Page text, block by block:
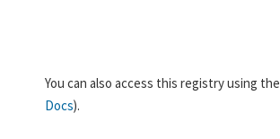
You can also access this registry using the
Docs).